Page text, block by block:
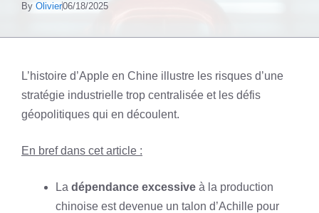
By Olivier06/18/2025
L’histoire d’Apple en Chine illustre les risques d’une
stratégie industrielle trop centralisée et les défis
géopolitiques qui en découlent.
En bref dans cet article :
La dépendance excessive à la production
chinoise est devenue un talon d’Achille pour